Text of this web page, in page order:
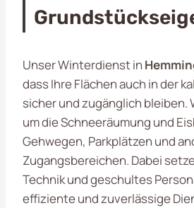
Unser Winterdienst in
dass Ihre Flächen auch in der
sicher und zugänglich bleiben.
um die Schneeräumung und
Gehwegen, Parkplätzen und
Zugangsbereichen. Dabei
Technik und geschultes
effiziente und zuverlässige